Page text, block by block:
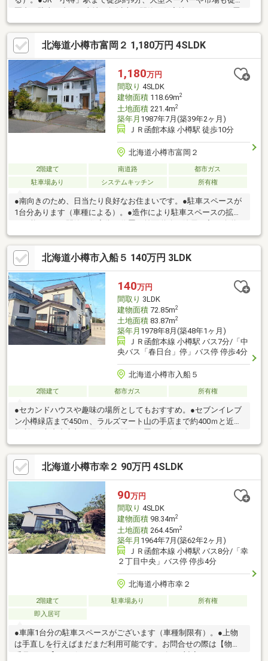
以上、前道６ｍ以上、和室、整形地、２階建、緑豊かな住宅地、
シャッター車庫、周辺交通量少なめ
北海道小樽市富岡２ 1,180万円 4SLDK
1,180万円
間取り 4SLDK
建物面積118.69m2
土地面積221.4m2
築年月 1987年7月(築39年2ヶ月)
ＪＲ函館本線 小樽駅 徒歩10分
北海道小樽市富岡２
2階建て 南道路
都市ガス
駐車場あり
システムキッチン 所有権
●南向きのため、日当たり良好なお住まいです。●駐車スペースが
1台分あります（車種による）。●造作により駐車スペースの拡張
です。お問合せの際は【物件番号25781】とお伝えいただけると
スムーズにご対応できます。即引渡可、ＬＤＫ２０畳以上、土地
50坪以上、市街地が近い、南向き、システムキッチン、陽当り良
好、南側道路面す、閑静な住宅地、前道６ｍ以上、和室、始発
駅、整形地、シャワー付洗面化粧台、２階建、南庭、都市近郊、
ウォークインクローゼット、全居室６畳以上、リビング階段、都
市ガス、納戸
北海道小樽市入船５ 140万円 3LDK
140万円
間取り 3LDK
建物面積72.85m2
土地面積83.87m2
築年月 1978年8月(築48年1ヶ月)
ＪＲ函館本線 小樽駅 バス7分/「中
央バス「春日台」停」バス停 停歩4分
北海道小樽市入船５
2階建て 都市ガス 所有権
●セカンドハウスや趣味の場所としてもおすすめ。●セブンイレブ
ン小樽緑店まで450ｍ、ラルズマート山の手店まで約400ｍと近く
やすい立地。お問合せの際は【物件番号17796】とお伝えいただ
けるとスムーズにご対応できます。スーパー 徒歩10分以内、閑静
な住宅地、前道６ｍ以上、和室、始発駅、整形地、２階建、都市
ガス、小学校 徒歩10分以内
北海道小樽市幸２ 90万円 4SLDK
90万円
間取り 4SLDK
建物面積98.34m2
土地面積264.45m2
築年月 1964年7月(築62年2ヶ月)
ＪＲ函館本線 小樽駅 バス8分/「幸
２丁目中央」バス停 停歩4分
北海道小樽市幸２
2階建て 駐車場あり
所有権
即入居可
●車庫1台分の駐車スペースがございます（車種制限有）。●上物
は手直しを行えばまだまだ利用可能です。お問合せの際は【物件